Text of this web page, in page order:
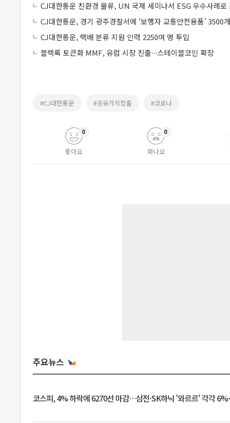
CJ대한통운 친환경 물류, UN 국제 세미나서 ESG 우수사례로
CJ대한통운, 경기 광주경찰서에 ‘보행자 교통안전용품’ 3500
CJ대한통운, 택배 분류 지원 인력 2250여 명 투입
블랙록 토큰화 MMF, 유럽 시장 진출∙∙∙스테이블코인 확장
#CJ대한통운 #공유가치창출 #코로나
좋아요
0
화나요
0
주요뉴스
코스피, 4% 하락에 6270선 마감…삼전·SK하닉 '와르르' 각각